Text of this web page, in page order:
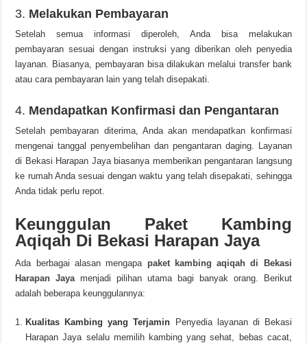
3. Melakukan Pembayaran
Setelah semua informasi diperoleh, Anda bisa melakukan
pembayaran sesuai dengan instruksi yang diberikan oleh penyedia
layanan. Biasanya, pembayaran bisa dilakukan melalui transfer bank
atau cara pembayaran lain yang telah disepakati.
4. Mendapatkan Konfirmasi dan Pengantaran
Setelah pembayaran diterima, Anda akan mendapatkan konfirmasi
mengenai tanggal penyembelihan dan pengantaran daging. Layanan
di Bekasi Harapan Jaya biasanya memberikan pengantaran langsung
ke rumah Anda sesuai dengan waktu yang telah disepakati, sehingga
Anda tidak perlu repot.
Keunggulan Paket Kambing
Aqiqah Di Bekasi Harapan Jaya
Ada berbagai alasan mengapa paket kambing aqiqah di Bekasi
Harapan Jayamenjadi pilihan utama bagi banyak orang. Berikut
adalah beberapa keunggulannya:
Kualitas Kambing yang Terjamin Penyedia layanan di Bekasi
Harapan Jaya selalu memilih kambing yang sehat, bebas cacat,